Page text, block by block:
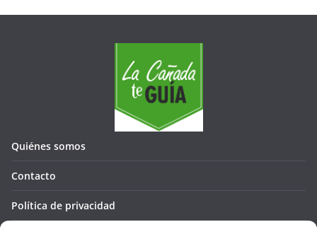
Quiénes somos
Contacto
Política de privacidad